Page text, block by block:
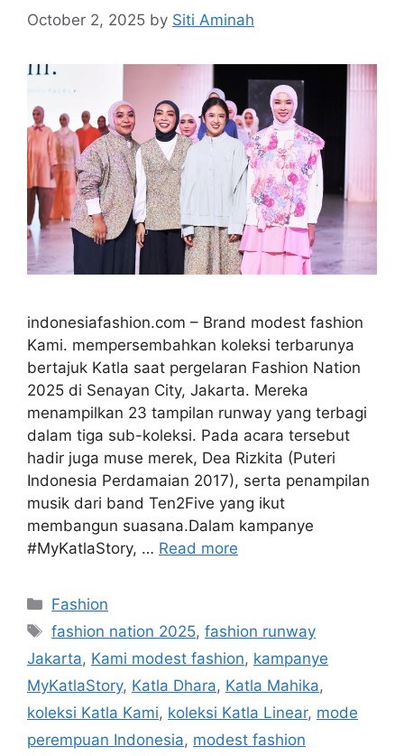
October 2, 2025 by Siti Aminah
indonesiafashion.com – Brand modest fashion
Kami. mempersembahkan koleksi terbarunya
bertajuk Katla saat pergelaran Fashion Nation
2025 di Senayan City, Jakarta. Mereka
menampilkan 23 tampilan runway yang terbagi
dalam tiga sub-koleksi. Pada acara tersebut
hadir juga muse merek, Dea Rizkita (Puteri
Indonesia Perdamaian 2017), serta penampilan
musik dari band Ten2Five yang ikut
membangun suasana.Dalam kampanye
#MyKatlaStory, … Read more
Categories
Fashion
Tags
fashion nation 2025,fashion runway
Jakarta, Kami modest fashion, kampanye
MyKatlaStory, Katla Dhara, Katla Mahika,
koleksi Katla Kami, koleksi Katla Linear, mode
perempuan Indonesia, modest fashion